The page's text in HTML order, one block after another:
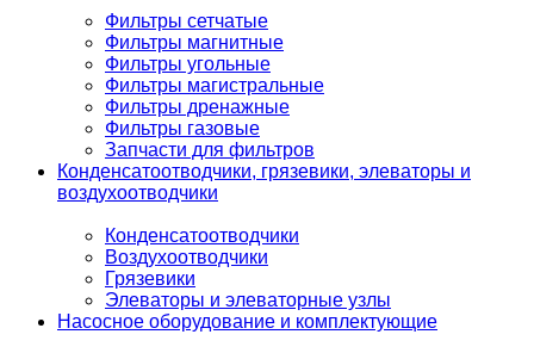
Фильтры сетчатые
Фильтры магнитные
Фильтры угольные
Фильтры магистральные
Фильтры дренажные
Фильтры газовые
Запчасти для фильтров
Конденсатоотводчики, грязевики, элеваторы и
воздухоотводчики
Конденсатоотводчики
Воздухоотводчики
Грязевики
Элеваторы и элеваторные узлы
Насосное оборудование и комплектующие